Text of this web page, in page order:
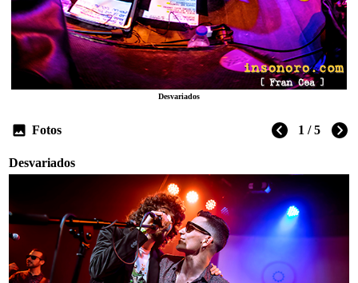
Desvariados
Fotos 1 / 5
Desvariados